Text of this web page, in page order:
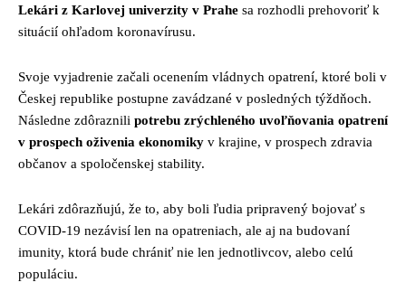
Lekári z Karlovej univerzity v Prahe sa rozhodli prehovoriť k
situácií ohľadom koronavírusu.
Svoje vyjadrenie začali ocenením vládnych opatrení, ktoré boli v
Českej republike postupne zavádzané v posledných týždňoch.
Následne zdôraznili potrebu zrýchleného uvoľňovania opatrení
v prospech oživenia ekonomiky v krajine, v prospech zdravia
občanov a spoločenskej stability.
Lekári zdôrazňujú, že to, aby boli ľudia pripravený bojovať s
COVID-19 nezávisí len na opatreniach, ale aj na budovaní
imunity, ktorá bude chrániť nie len jednotlivcov, alebo celú
populáciu.